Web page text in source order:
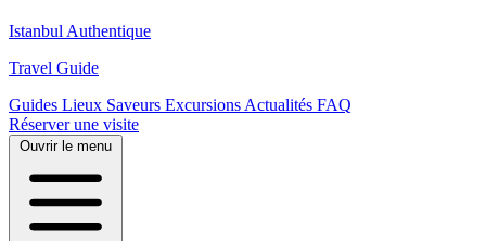
Istanbul Authentique
Travel Guide
Guides Lieux Saveurs Excursions Actualités FAQ
Réserver une visite
Ouvrir le menu